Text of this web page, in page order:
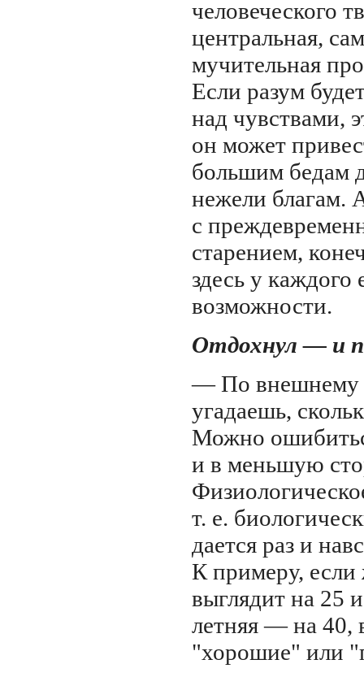
человеческого
центральная,
мучительная
Если разум
над чувствами,
он может
большим бедам
нежели благам.
с
старением,
здесь у каждого
возможности.
Отдохнул — и
— По внешнему
угадаешь,
Можно
и в меньшую
т. е.
дается раз и
К примеру,
выглядит на 25
летняя— на 40,
"хорошие" или